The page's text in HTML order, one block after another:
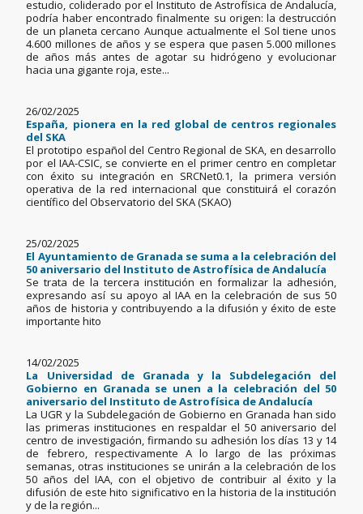
estudio, coliderado por el Instituto de Astrofísica de Andalucía,
podría haber encontrado finalmente su origen: la destrucción
de un planeta cercano Aunque actualmente el Sol tiene unos
4.600 millones de años y se espera que pasen 5.000 millones
de años más antes de agotar su hidrógeno y evolucionar
hacia una gigante roja, este...
26/02/2025
España, pionera en la red global de centros regionales
del SKA
El prototipo español del Centro Regional de SKA, en desarrollo
por el IAA-CSIC, se convierte en el primer centro en completar
con éxito su integración en SRCNet0.1, la primera versión
operativa de la red internacional que constituirá el corazón
científico del Observatorio del SKA (SKAO)
25/02/2025
El Ayuntamiento de Granada se suma a la celebración del
50 aniversario del Instituto de Astrofísica de Andalucía
Se trata de la tercera institución en formalizar la adhesión,
expresando así su apoyo al IAA en la celebración de sus 50
años de historia y contribuyendo a la difusión y éxito de este
importante hito
14/02/2025
La Universidad de Granada y la Subdelegación del
Gobierno en Granada se unen a la celebración del 50
aniversario del Instituto de Astrofísica de Andalucía
La UGR y la Subdelegación de Gobierno en Granada han sido
las primeras instituciones en respaldar el 50 aniversario del
centro de investigación, firmando su adhesión los días 13 y 14
de febrero, respectivamente A lo largo de las próximas
semanas, otras instituciones se unirán a la celebración de los
50 años del IAA, con el objetivo de contribuir al éxito y la
difusión de este hito significativo en la historia de la institución
y de la región...